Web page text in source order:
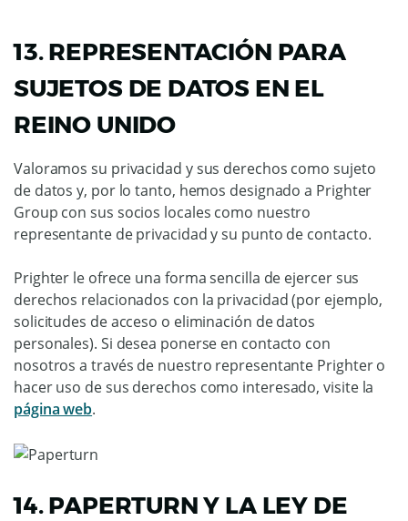
13. REPRESENTACIÓN PARA
SUJETOS DE DATOS EN EL
REINO UNIDO
Valoramos su privacidad y sus derechos como sujeto
de datos y, por lo tanto, hemos designado a Prighter
Group con sus socios locales como nuestro
representante de privacidad y su punto de contacto.
Prighter le ofrece una forma sencilla de ejercer sus
derechos relacionados con la privacidad (por ejemplo,
solicitudes de acceso o eliminación de datos
personales). Si desea ponerse en contacto con
nosotros a través de nuestro representante Prighter o
hacer uso de sus derechos como interesado, visite la
página web.
14. PAPERTURN Y LA LEY DE